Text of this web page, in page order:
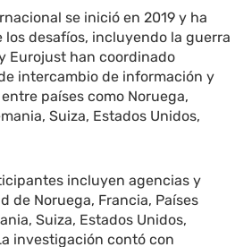
se inició en 2019 y ha
los desafíos, incluyendo la guerra
Eurojust han coordinado
intercambio de información y
países como Noruega,
Suiza, Estados Unidos,
incluyen agencias y
de Noruega, Francia, Países
Suiza, Estados Unidos,
investigación contó con